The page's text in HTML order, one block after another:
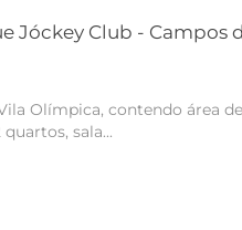
Apartamento no Parque
Olímpica, contendo área
sala...